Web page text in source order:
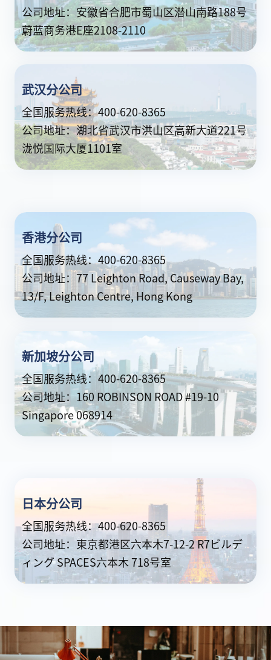
公司地址：安徽省合肥市蜀山区潜山南路188号
蔚蓝商务港E座2108-2110
武汉分公司
全国服务热线：400-620-8365
公司地址：湖北省武汉市洪山区高新大道221号
泷悦国际大厦1101室
香港分公司
全国服务热线：400-620-8365
公司地址：77 Leighton Road, Causeway Bay,
13/F, Leighton Centre, Hong Kong
新加坡分公司
全国服务热线：400-620-8365
公司地址：160 ROBINSON ROAD #19-10
Singapore 068914
日本分公司
全国服务热线：400-620-8365
公司地址：東京都港区六本木7-12-2 R7ビルデ
ィング SPACES六本木 718号室